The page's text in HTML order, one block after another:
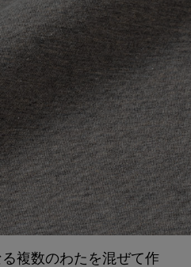
る複数のわたを混ぜて作